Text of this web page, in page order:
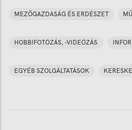
MEZŐGAZDASÁG ÉS ERDÉSZET
HOBBIFOTÓZÁS, -VIDEÓZÁS
EGYÉB SZOLGÁLTATÁSOK